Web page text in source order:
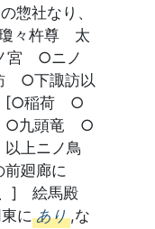
惣社なり、
瓊々杵尊 太
宮 ○ニノ
○下諏訪以
[○稲荷 ○
○九頭竜 ○
上ニノ鳥
廻廊に
] 絵馬殿
にあり ,な